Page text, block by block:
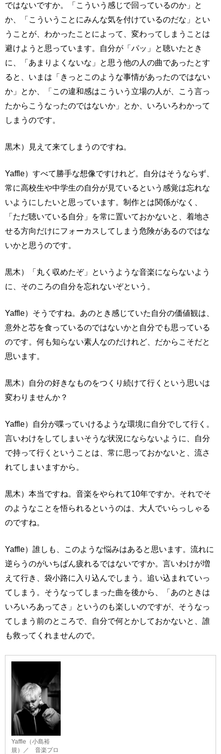
ではないですか。「こういう感じで回っているのか」と
か、「こういうことにみんな気を付けているのだな」とい
うことが、わかったことによって、変わってしまうことは
避けようと思っています。自分が「パッ」と聴いたとき
に、「あまりよくないな」と思う他の人の曲であったとす
ると、いまは「きっとこのような事情があったのではない
か」とか、「この違和感はこういう立場の人が、こう言っ
たからこうなったのではないか」とか、いろいろわかって
しまうのです。
黒木）見えて来てしまうのですね。
Yaffle）すべて勝手な想像ですけれど。自分はそうならず、
常に高校生や中学生の自分が見ているという感覚は忘れな
いようにしたいと思っています。制作とは関係がなく、
「ただ聴いている自分」を常に置いておかないと、着地さ
せる方向だけにフォーカスしてしまう危険があるのではな
いかと思うのです。
黒木）「丸く収めたぞ」というような音楽にならないよう
に、そのころの自分を忘れないぞという。
Yaffle）そうですね。あのとき感じていた自分の価値観は、
意外と芯を食っているのではないかと自分でも思っている
のです。何も知らない素人なのだけれど、だからこそだと
思います。
黒木）自分の好きなものをつくり続けて行くという思いは
変わりませんか？
Yaffle）自分が喋っていけるような環境に自分でして行く。
言いわけをしてしまいそうな状況にならないように、自分
で持って行くということは、常に思っておかないと、流さ
れてしまいますから。
黒木）本当ですね。音楽をやられて10年ですか。それでそ
のようなことを悟られるというのは、大人でいらっしゃる
のですね。
Yaffle）誰しも、このような悩みはあると思います。流れに
逆らうのがいちばん疲れるではないですか。言いわけが増
えて行き、袋小路に入り込んでしまう。追い込まれていっ
てしまう。そうなってしまった曲を後から、「あのときは
いろいろあってさ」というのも楽しいのですが、そうなっ
てしまう前のところで、自分で何とかしておかないと、誰
も救ってくれませんので。
Yaffle（小島裕
規）／ 音楽プロ